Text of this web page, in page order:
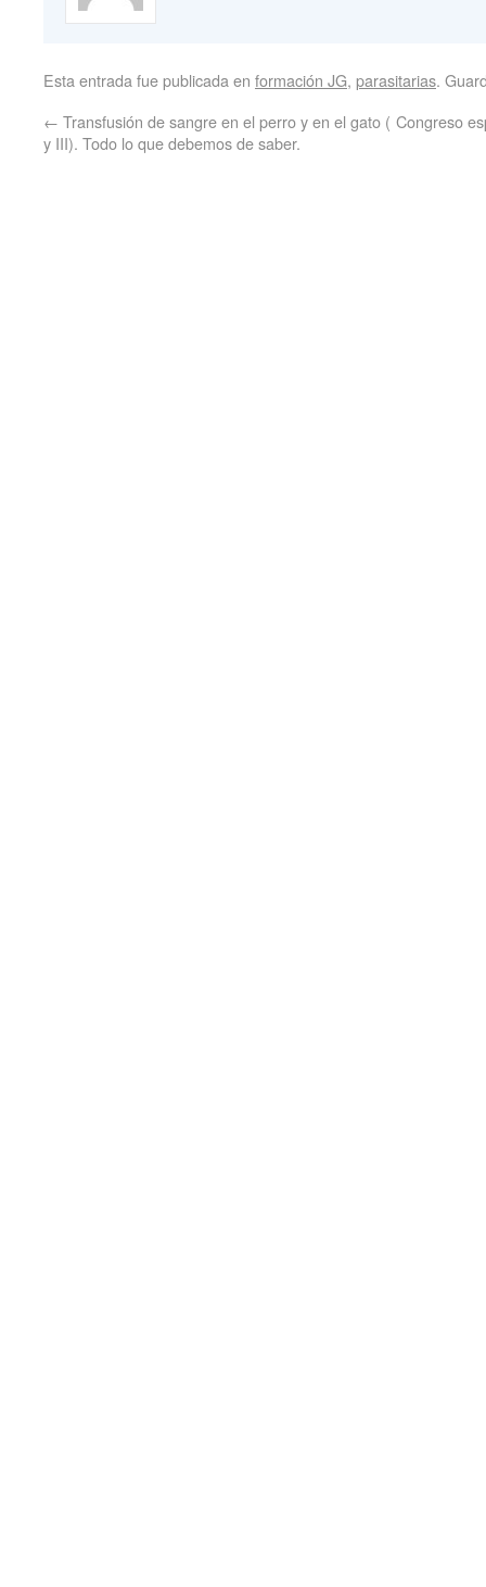
Esta entrada fue publicada en formación JG, parasitarias.
← Transfusión de sangre en el perro y en el gato (
y III). Todo lo que debemos de saber.
Congreso